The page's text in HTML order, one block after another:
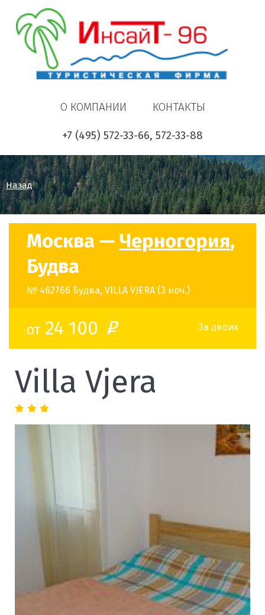
О КОМПАНИИ КОНТАКТЫ
+7 (495) 572-33-66, 572-33-88
Назад
Москва — Черногория,
Будва
№ 462766 Будва, VILLA VJERA (3 ноч.)
от24 100 o За двоих
Villa Vjera